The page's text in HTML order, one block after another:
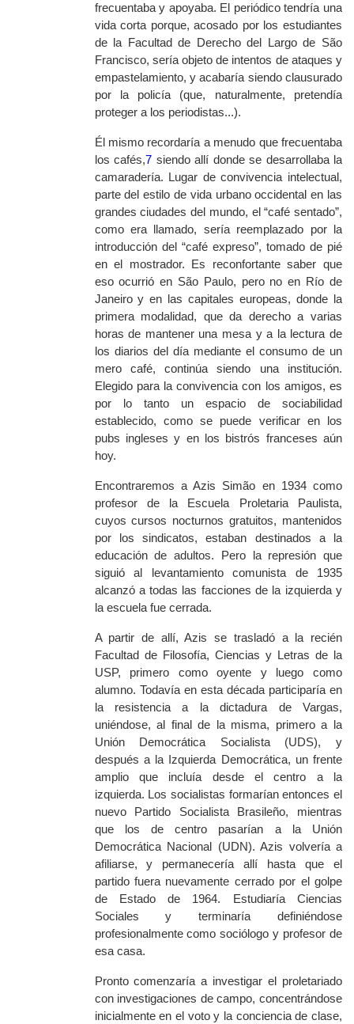
frecuentaba y apoyaba. El periódico tendría una
vida corta porque, acosado por los estudiantes
de la Facultad de Derecho del Largo de São
Francisco, sería objeto de intentos de ataques y
empastelamiento, y acabaría siendo clausurado
por la policía (que, naturalmente, pretendía
proteger a los periodistas...).
Él mismo recordaría a menudo que frecuentaba
los cafés,7 siendo allí donde se desarrollaba la
camaradería. Lugar de convivencia intelectual,
parte del estilo de vida urbano occidental en las
grandes ciudades del mundo, el “café sentado”,
como era llamado, sería reemplazado por la
introducción del “café expreso”, tomado de pié
en el mostrador. Es reconfortante saber que
eso ocurrió en São Paulo, pero no en Río de
Janeiro y en las capitales europeas, donde la
primera modalidad, que da derecho a varias
horas de mantener una mesa y a la lectura de
los diarios del día mediante el consumo de un
mero café, continúa siendo una institución.
Elegido para la convivencia con los amigos, es
por lo tanto un espacio de sociabilidad
establecido, como se puede verificar en los
pubs ingleses y en los bistrós franceses aún
hoy.
Encontraremos a Azis Simão en 1934 como
profesor de la Escuela Proletaria Paulista,
cuyos cursos nocturnos gratuitos, mantenidos
por los sindicatos, estaban destinados a la
educación de adultos. Pero la represión que
siguió al levantamiento comunista de 1935
alcanzó a todas las facciones de la izquierda y
la escuela fue cerrada.
A partir de allí, Azis se trasladó a la recién
Facultad de Filosofía, Ciencias y Letras de la
USP, primero como oyente y luego como
alumno. Todavía en esta década participaría en
la resistencia a la dictadura de Vargas,
uniéndose, al final de la misma, primero a la
Unión Democrática Socialista (UDS), y
después a la Izquierda Democrática, un frente
amplio que incluía desde el centro a la
izquierda. Los socialistas formarían entonces el
nuevo Partido Socialista Brasileño, mientras
que los de centro pasarían a la Unión
Democrática Nacional (UDN). Azis volvería a
afiliarse, y permanecería allí hasta que el
partido fuera nuevamente cerrado por el golpe
de Estado de 1964. Estudiaría Ciencias
Sociales y terminaría definiéndose
profesionalmente como sociólogo y profesor de
esa casa.
Pronto comenzaría a investigar el proletariado
con investigaciones de campo, concentrándose
inicialmente en el voto y la conciencia de clase,